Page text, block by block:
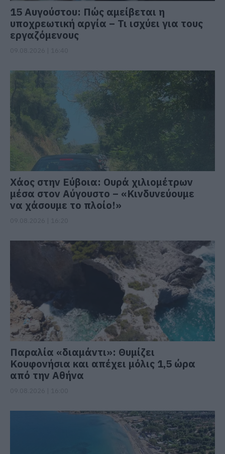
15 Αυγούστου: Πώς αμείβεται η
υποχρεωτική αργία – Τι ισχύει για τους
εργαζόμενους
Χάος στην Εύβοια: Ουρά χιλιομέτρων
μέσα στον Αύγουστο – «Κινδυνεύουμε
να χάσουμε το πλοίο!»
Παραλία «διαμάντι»: Θυμίζει
Κουφονήσια και απέχει μόλις 1,5 ώρα
από την Αθήνα